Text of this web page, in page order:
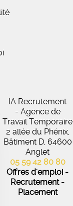
le
IA Recrutement
- Agence de
Travail Temporaire
2 allée du Phénix,
Bâtiment D, 64600
Anglet
05 59 42 80 80
Offres d'emploi -
Recrutement -
Placement